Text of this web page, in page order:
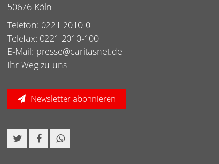
50676 Köln
Telefon: 0221 2010-0
Telefax: 0221 2010-100
E-Mail: presse@caritasnet.de
Ihr Weg zu uns
Newsletter abonnieren